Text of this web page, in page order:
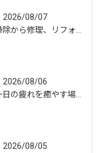
2026/08/07
掃除から修理、リフォームまで。
2026/08/06
一日の疲れを癒やす場所だからこそ、
2026/08/05